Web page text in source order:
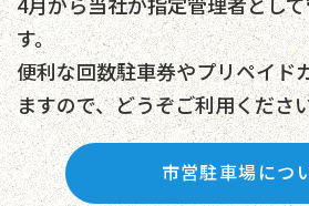
す。
便利な回数駐車券やプリペイド
ますので、どうぞご利用くださ
市営駐車場につ